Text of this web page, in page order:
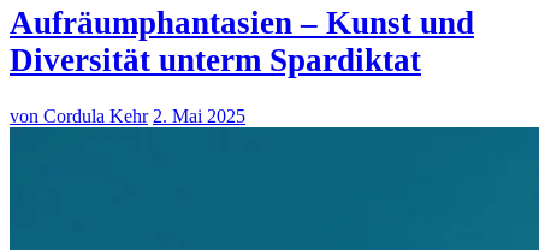
Aufräumphantasien – Kunst und
Diversität unterm Spardiktat
von Cordula Kehr 2. Mai 2025